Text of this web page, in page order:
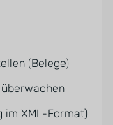
(Belege)
im XML-Format)